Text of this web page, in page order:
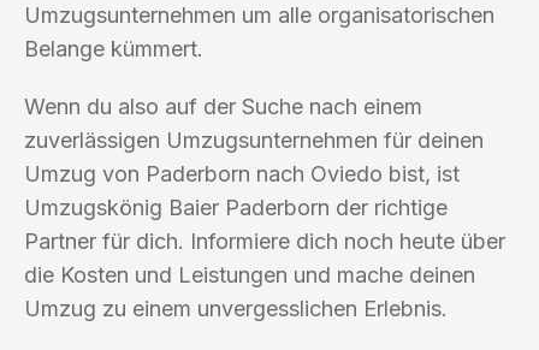
Umzugsunternehmen um alle organisatorischen
Belange kümmert.
Wenn du also auf der Suche nach einem
zuverlässigen Umzugsunternehmen für deinen
Umzug von Paderborn nach Oviedo bist, ist
Umzugskönig Baier Paderborn der richtige
Partner für dich. Informiere dich noch heute über
die Kosten und Leistungen und mache deinen
Umzug zu einem unvergesslichen Erlebnis.